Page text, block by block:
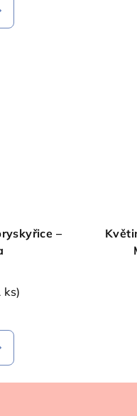
–
ks)